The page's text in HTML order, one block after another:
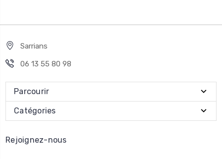
Sarrians
06 13 55 80 98
Parcourir
Catégories
Rejoignez-nous